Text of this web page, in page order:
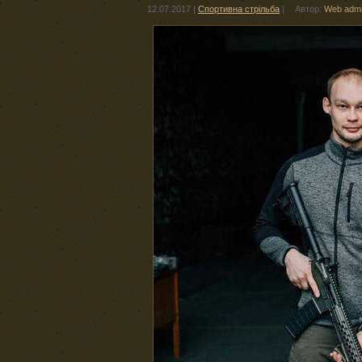
12.07.2017 | Спортивна стрільба | Автор: Web